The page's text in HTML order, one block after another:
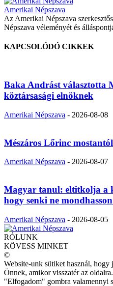
Amerikai Népszava
Az Amerikai Népszava
Népszava véleményét és
KAPCSOLÓDÓ CIKKEK
Baka Andrást választotta
köztársasági elnöknek
Amerikai Népszava - 2026-08-08
Mészáros Lőrinc
Amerikai Népszava - 2026-08-07
Magyar tanul: eltitkolja a
hogy senki ne
Amerikai Népszava - 2026-08-05
RÓLUNK
KÖVESS MINKET
©
Website-unk sütiket használ,
Önnek, amikor visszatér az
"Elfogadom" gombra valamennyi